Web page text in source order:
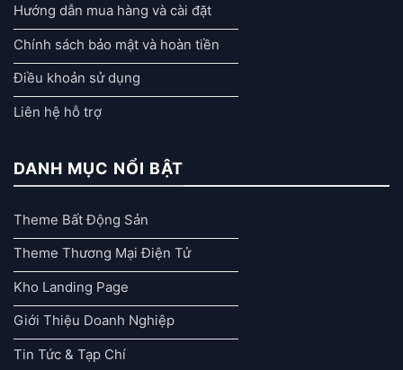
Hướng dẫn mua hàng và cài đặt
Chính sách bảo mật và hoàn tiền
Điều khoản sử dụng
Liên hệ hỗ trợ
DANH MỤC NỔI BẬT
Theme Bất Động Sản
Theme Thương Mại Điện Tử
Kho Landing Page
Giới Thiệu Doanh Nghiệp
Tin Tức & Tạp Chí